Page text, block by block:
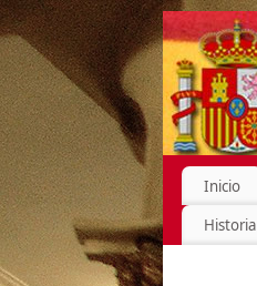
Inicio
Historia